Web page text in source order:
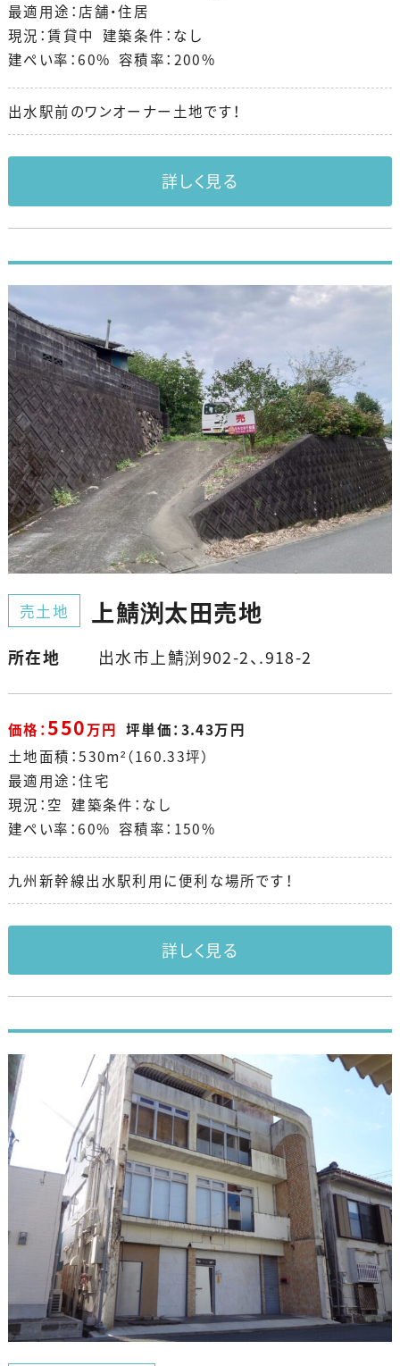
最適用途：店舗・住居
現況：賃貸中 建築条件：なし
建ぺい率：60% 容積率：200%
出水駅前のワンオーナー土地です！
詳しく見る
売土地 上鯖渕太田売地
所在地 出水市上鯖渕902-2、.918-2
価格：550万円 坪単価：3.43万円
土地面積：530m²（160.33坪）
最適用途：住宅
現況：空 建築条件：なし
建ぺい率：60% 容積率：150%
九州新幹線出水駅利用に便利な場所です！
詳しく見る